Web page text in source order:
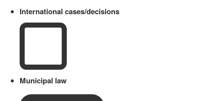
International cases/decisions
Municipal law